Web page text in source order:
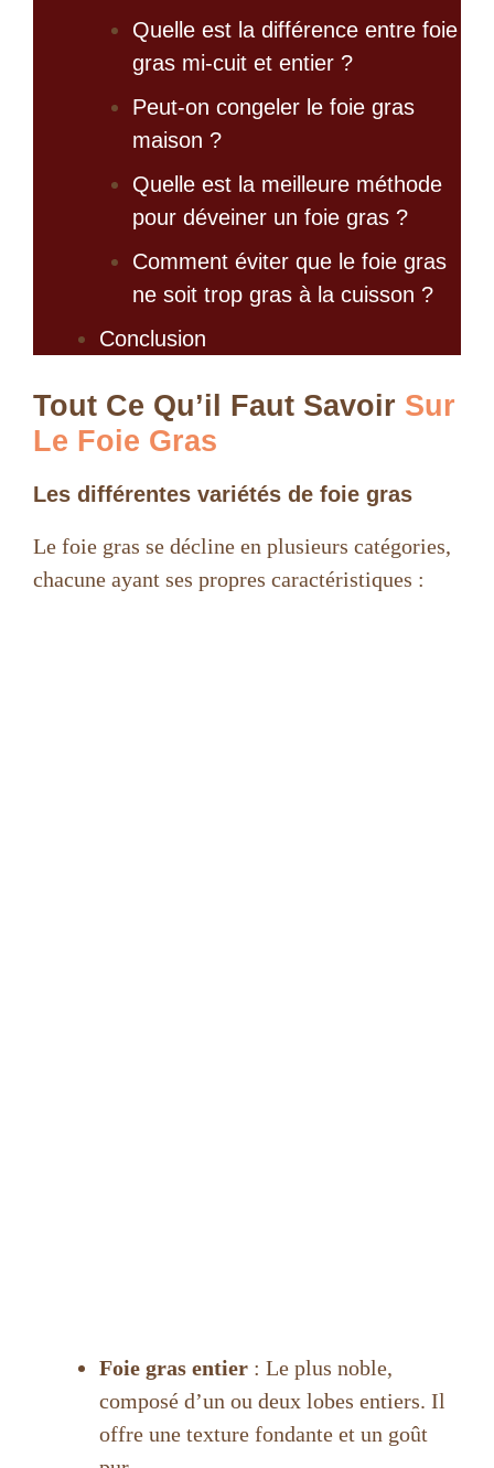
Quelle est la différence entre foie
gras mi-cuit et entier ?
Peut-on congeler le foie gras
maison ?
Quelle est la meilleure méthode
pour déveiner un foie gras ?
Comment éviter que le foie gras
ne soit trop gras à la cuisson ?
Conclusion
Tout Ce Qu’il Faut Savoir Sur
Le Foie Gras
Les différentes variétés de foie gras
Le foie gras se décline en plusieurs catégories,
chacune ayant ses propres caractéristiques :
Foie gras entier : Le plus noble,
composé d’un ou deux lobes entiers. Il
offre une texture fondante et un goût